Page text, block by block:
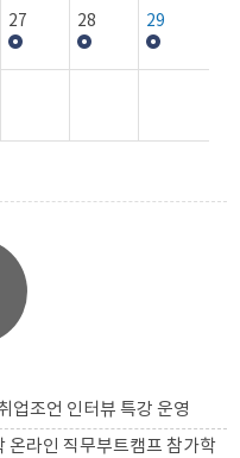
27 28 29
업조언 인터뷰 특강 운영
온라인 직무부트캠프 참가학